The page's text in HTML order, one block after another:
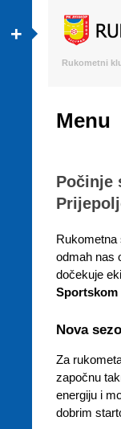
+
Rukometni
Menu
Počinje
Rukometna
odmah nas
dočekuje
Sportskom
Nova
Za
započnu
energiju i
dobrim